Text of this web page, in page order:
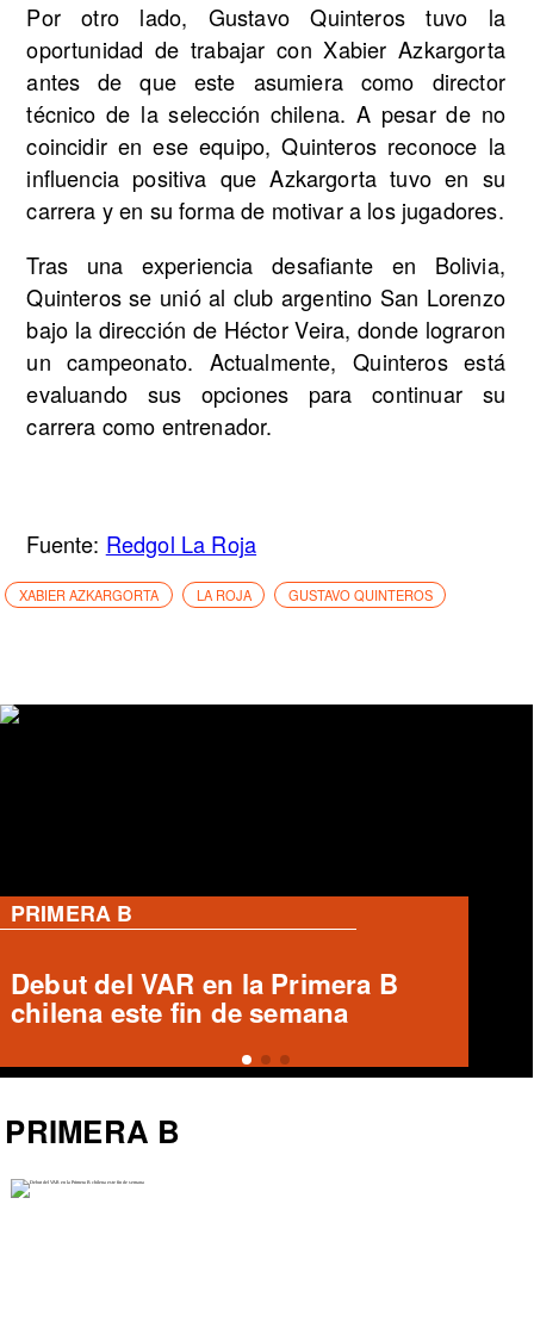
Por otro lado, Gustavo Quinteros tuvo la
oportunidad de trabajar con Xabier Azkargorta
antes de que este asumiera como director
técnico de la selección chilena. A pesar de no
coincidir en ese equipo, Quinteros reconoce la
influencia positiva que Azkargorta tuvo en su
carrera y en su forma de motivar a los jugadores.
Tras una experiencia desafiante en Bolivia,
Quinteros se unió al club argentino San Lorenzo
bajo la dirección de Héctor Veira, donde lograron
un campeonato. Actualmente, Quinteros está
evaluando sus opciones para continuar su
carrera como entrenador.
Fuente: Redgol La Roja
XABIER AZKARGORTA LA ROJA GUSTAVO QUINTEROS
PRIMERA B
Ronald Fuentes habla sobre caso
Enzo Riquelme y Ángelo Araos
PRIMERA B